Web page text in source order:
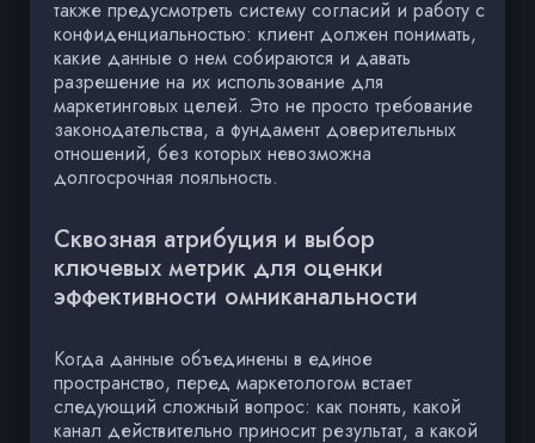
также предусмотреть систему согласий и работу с
конфиденциальностью: клиент должен понимать,
какие данные о нем собираются и давать
разрешение на их использование для
маркетинговых целей. Это не просто требование
законодательства, а фундамент доверительных
отношений, без которых невозможна
долгосрочная лояльность.
Сквозная атрибуция и выбор
ключевых метрик для оценки
эффективности омниканальности
Когда данные объединены в единое
пространство, перед маркетологом встает
следующий сложный вопрос: как понять, какой
канал действительно приносит результат, а какой